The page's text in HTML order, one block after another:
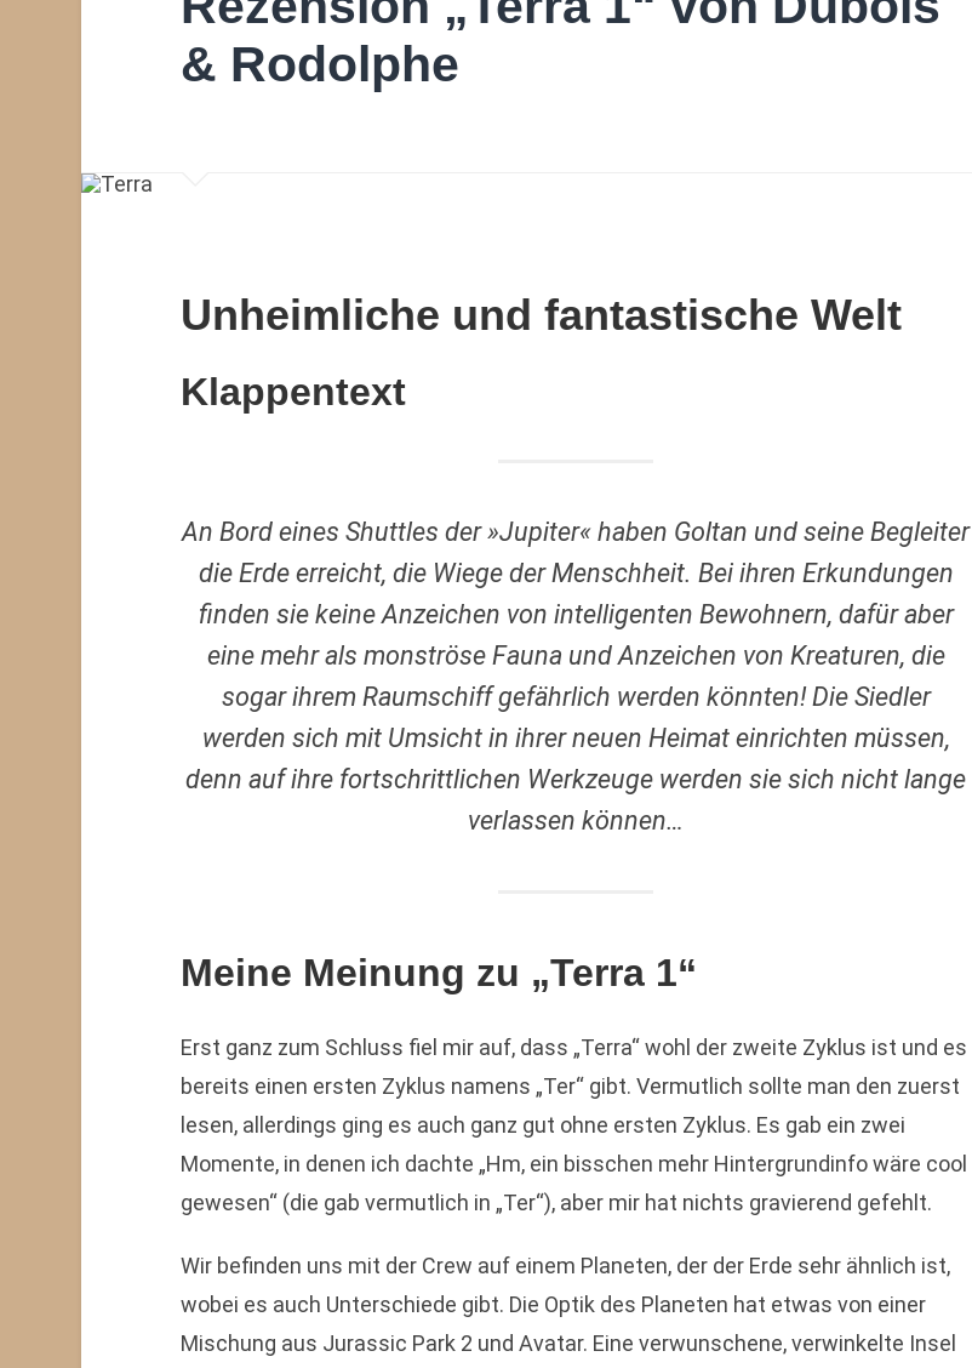
& Rodolphe
Unheimliche und fantastische Welt
Klappentext
An Bord eines Shuttles der »Jupiter« haben Goltan und seine Begleiter
die Erde erreicht, die Wiege der Menschheit. Bei ihren Erkundungen
finden sie keine Anzeichen von intelligenten Bewohnern, dafür aber
eine mehr als monströse Fauna und Anzeichen von Kreaturen, die
sogar ihrem Raumschiff gefährlich werden könnten! Die Siedler
werden sich mit Umsicht in ihrer neuen Heimat einrichten müssen,
denn auf ihre fortschrittlichen Werkzeuge werden sie sich nicht lange
verlassen können…
Meine Meinung zu „Terra 1“
Erst ganz zum Schluss fiel mir auf, dass „Terra“ wohl der zweite Zyklus ist und es
bereits einen ersten Zyklus namens „Ter“ gibt. Vermutlich sollte man den zuerst
lesen, allerdings ging es auch ganz gut ohne ersten Zyklus. Es gab ein zwei
Momente, in denen ich dachte „Hm, ein bisschen mehr Hintergrundinfo wäre cool
gewesen“ (die gab vermutlich in „Ter“), aber mir hat nichts gravierend gefehlt.
Wir befinden uns mit der Crew auf einem Planeten, der der Erde sehr ähnlich ist,
wobei es auch Unterschiede gibt. Die Optik des Planeten hat etwas von einer
Mischung aus Jurassic Park 2 und Avatar. Eine verwunschene, verwinkelte Insel